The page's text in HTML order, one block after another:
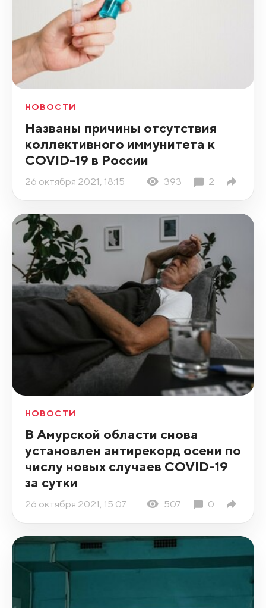
НОВОСТИ
Названы причины отсутствия
коллективного иммунитета к
COVID-19 в России
26 октября 2021, 18:15 393 2
НОВОСТИ
В Амурской области снова
установлен антирекорд осени по
числу новых случаев COVID-19
за сутки
26 октября 2021, 15:07 507 0